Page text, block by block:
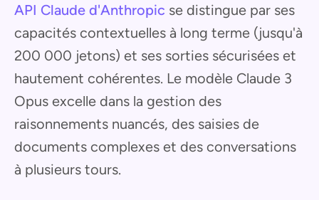
API Claude d'Anthropic se distingue par ses
capacités contextuelles à long terme (jusqu'à
200 000 jetons) et ses sorties sécurisées et
hautement cohérentes. Le modèle Claude 3
Opus excelle dans la gestion des
raisonnements nuancés, des saisies de
documents complexes et des conversations
à plusieurs tours.